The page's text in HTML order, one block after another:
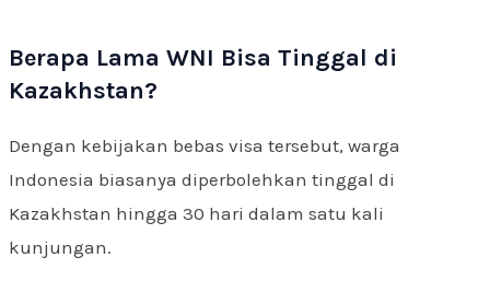
Berapa Lama WNI Bisa Tinggal di
Kazakhstan?
Dengan kebijakan bebas visa tersebut, warga
Indonesia biasanya diperbolehkan tinggal di
Kazakhstan hingga 30 hari dalam satu kali
kunjungan.